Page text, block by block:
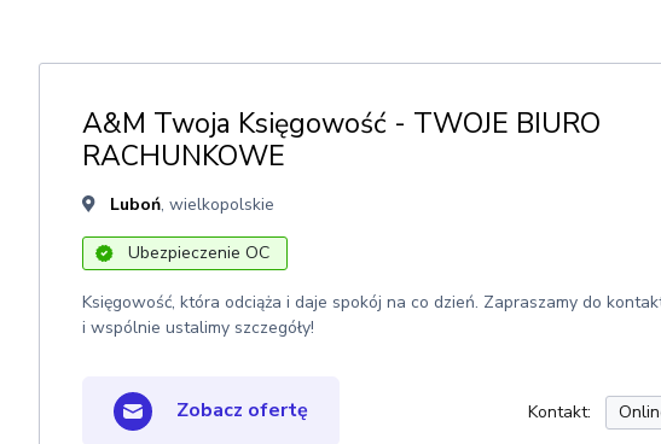
A&M Twoja Księgowość - TWOJE BIURO
RACHUNKOWE
Luboń, wielkopolskie
Ubezpieczenie OC
Księgowość, która odciąża i daje spokój na co dzień. Zapraszamy do
i wspólnie ustalimy szczegóły!
Zobacz ofertę Kontakt: